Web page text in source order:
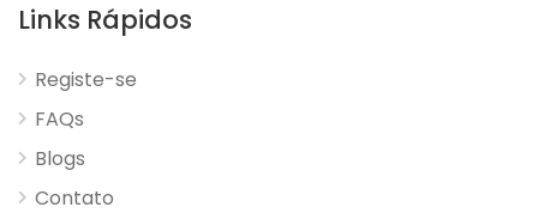
Links Rápidos
Registe-se
FAQs
Blogs
Contato